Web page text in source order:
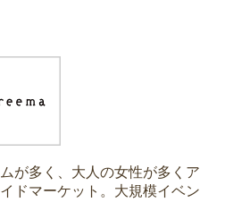
が多く、大人の女性が多くア
ドマーケット。大規模イベン